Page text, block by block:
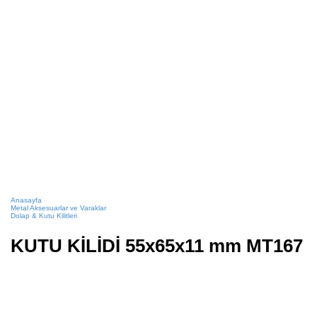
Anasayfa
Metal Aksesuarlar ve Varaklar
Dolap & Kutu Kilitleri
KUTU KİLİDİ 55x65x11 mm MT167